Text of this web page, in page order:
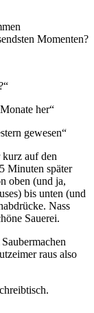
Momenten?
her“
gewesen“
auf den
Minuten später
oben (und ja,
bis unten (und
Nass
Sauerei.
raus also